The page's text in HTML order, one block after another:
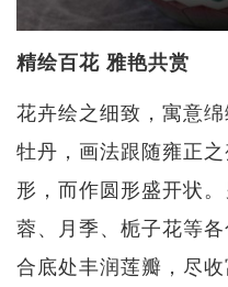
精绘百花 雅艳共赏
花卉绘之细致，寓意
牡丹，画法跟随雍正
形，而作圆形盛开状
蓉、月季、栀子花等
合底处丰润莲瓣，尽